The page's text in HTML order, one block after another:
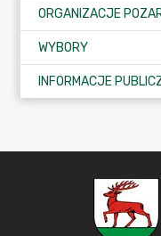
ORGANIZACJE
WYBORY